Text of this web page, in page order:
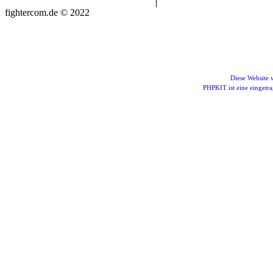
fightercom.de © 2022
Diese Website
PHPKIT ist eine